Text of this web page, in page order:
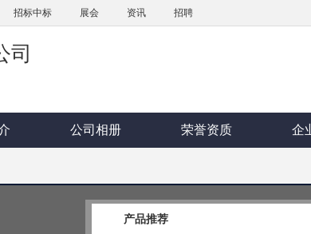
招标中标 展会 资讯 招聘
司
公司相册 荣誉资质 企
产品推荐